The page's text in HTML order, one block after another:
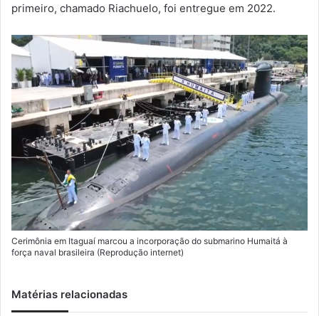
primeiro, chamado Riachuelo, foi entregue em 2022.
Cerimônia em Itaguaí marcou a incorporação do submarino Humaitá à
força naval brasileira (Reprodução internet)
Matérias relacionadas